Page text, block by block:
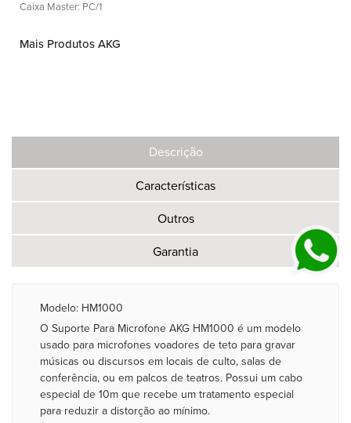
Caixa Master: PC/1
Mais Produtos AKG
Descrição
Características
Outros
Garantia
Modelo: HM1000
O Suporte Para Microfone AKG HM1000 é um modelo
usado para microfones voadores de teto para gravar
músicas ou discursos em locais de culto, salas de
conferência, ou em palcos de teatros. Possui um cabo
especial de 10m que recebe um tratamento especial
para reduzir a distorção ao mínimo.